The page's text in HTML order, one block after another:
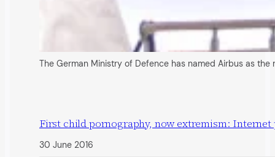
The German Ministry of Defence has named Airbus as
First child pornography, now extremism:
30 June 2016